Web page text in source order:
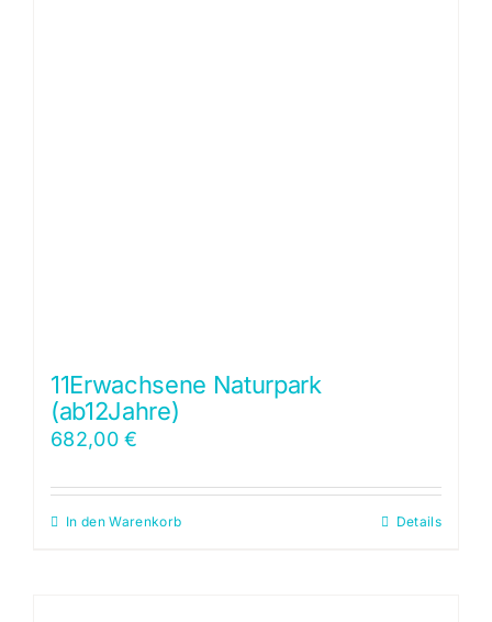
11Erwachsene Naturpark
(ab12Jahre)
682,00€
In den Warenkorb Details